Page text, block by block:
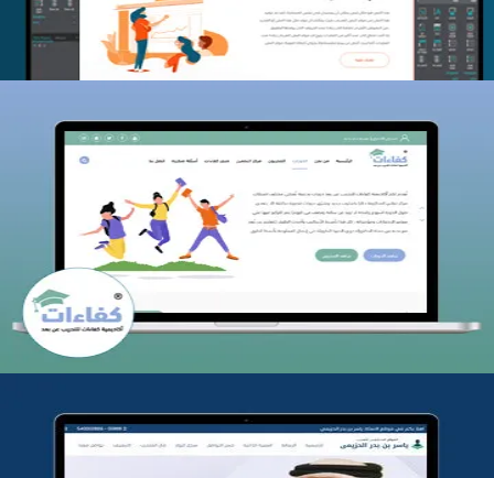
كفاءات للتدريب
التفاصيل